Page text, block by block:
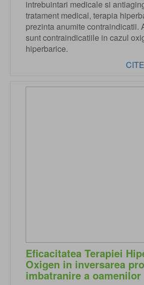
intrebuintari medicale si
tratament medical, terapia
prezinta anumite contraindicatii.
sunt contraindicatiile in cazul
hiperbarice.
Eficacitatea Terapiei
Oxigen in inversarea
imbatranire a oamenilor